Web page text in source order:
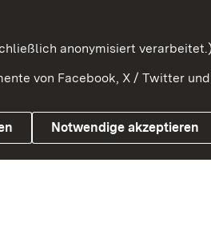
Impressum
anonymisiert verarbeitet.)
von Facebook, X / Twitter
Notwendige akzeptieren